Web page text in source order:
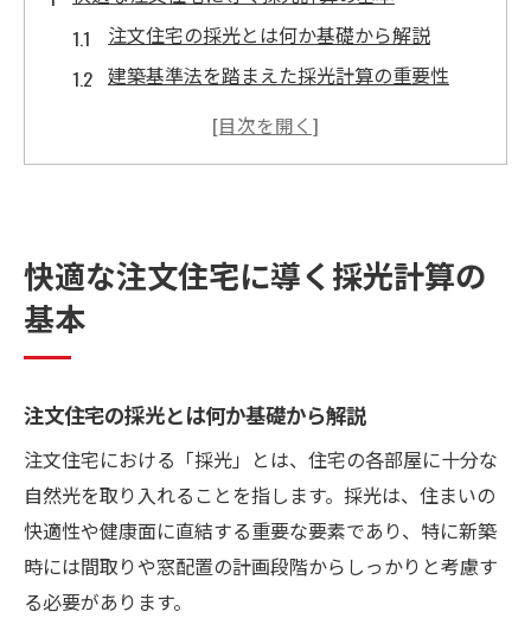
注文住宅の採光とは何か基礎から解説
建築基準法を踏まえた採光計算の重要性
採光計算シミュレーション活用のコツ
リビングで実現する明るい間取りのコツ
リビングで採光が取れない時の工夫例
注文住宅で室内の明るさを保つ設計術
採光基準を満たす窓配置の考え方
注文住宅の採光基準と窓配置の基本
建築基準法を守る窓サイズと配置の工夫
快適な注文住宅に導く採光計算の
基本
注文住宅の採光とは何か基礎から解説
注文住宅における「採光」とは、住宅の各部屋に十分な
自然光を取り入れることを指します。採光は、住まいの
快適性や健康面に直結する重要な要素であり、特に新築
時には間取りや窓配置の計画段階からしっかりと考慮す
る必要があります。